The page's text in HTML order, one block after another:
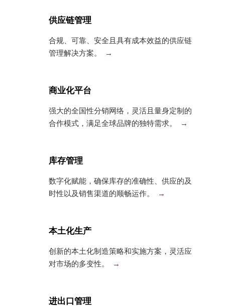
供应链管理
合规、可靠、安全且具有成本效益的供应链
管理解决方案。
商业化平台
强大的全国性分销网络，灵活且量身定制的
合作模式，满足全球品牌的独特需求。
库存管理
数字化赋能，确保库存的准确性、供应的及
时性以及销售渠道的顺畅运作。
本土化生产
创新的本土化制造策略和实施方案，灵活应
对市场的多变性。
进出口管理